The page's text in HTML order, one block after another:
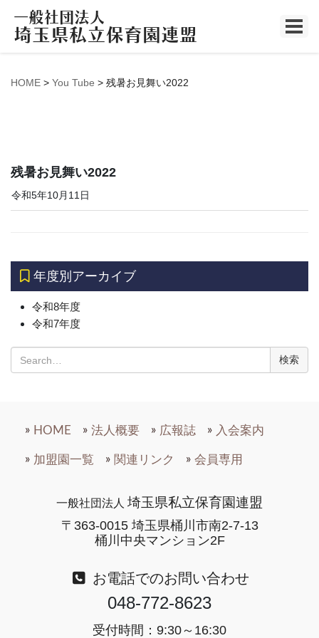
You Tube
HOME > You Tube > 残暑お見舞い2022
残暑お見舞い2022
令和5年10月11日
年度別アーカイブ
令和8年度
令和7年度
索:
HOME 法人概要 広報誌 入会案内
加盟園一覧 関連リンク 会員専用
一般社団法人 埼玉県私立保育園連盟
〒363-0015 埼玉県桶川市南2-7-13
桶川中央マンション2F
お電話でのお問い合わせ
048-772-8623
受付時間：9:30～16:30